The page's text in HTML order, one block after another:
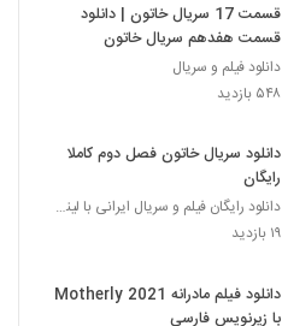
قسمت 17 سریال خاتون | دانلود
قسمت هفدهم سریال خاتون
دانلود فیلم و سریال
۵۴۸ بازدید
دانلود سریال خاتون فصل دوم کاملا
رایگان
دانلود رایگان فیلم و سریال ایرانی با لینک مستقیم
۱۹ بازدید
دانلود فیلم مادرانه Motherly 2021
با زیرنویس فارسی